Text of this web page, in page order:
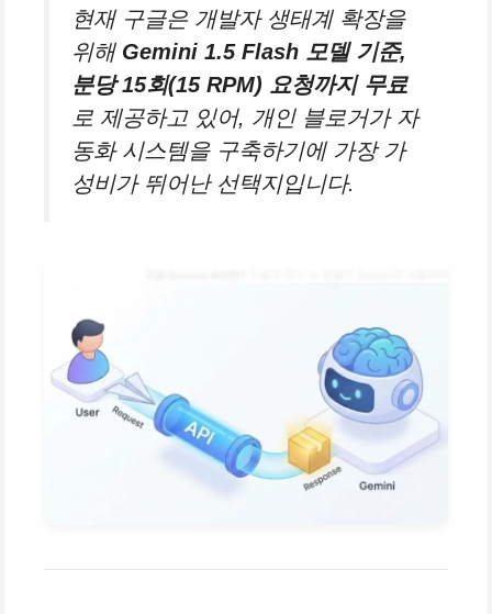
현재 구글은 개발자 생태계 확장을
위해 Gemini 1.5 Flash 모델 기준,
분당 15회(15 RPM) 요청까지 무료
로 제공하고 있어, 개인 블로거가 자
동화 시스템을 구축하기에 가장 가
성비가 뛰어난 선택지입니다.